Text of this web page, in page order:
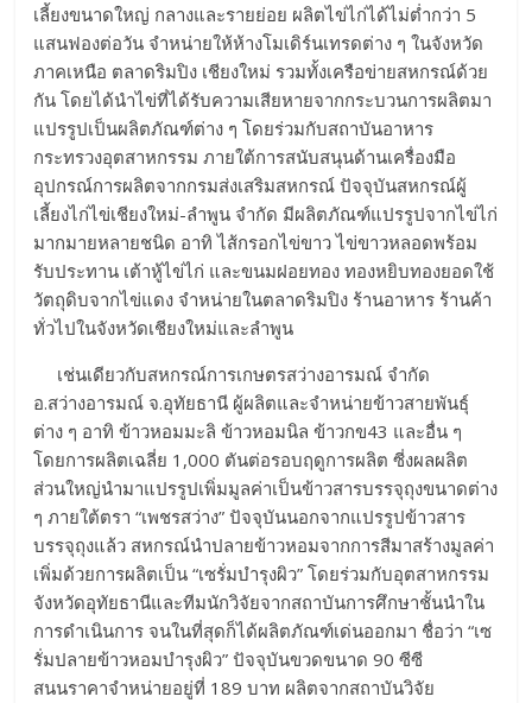
เลี้ยงขนาดใหญ่ กลางและรายย่อย ผลิตไข่ไก่ได้ไม่ต่ำกว่า 5
แสนฟองต่อวัน จำหน่ายให้ห้างโมเดิร์นเทรดต่าง ๆ ในจังหวัด
ภาคเหนือ ตลาดริมปิง เชียงใหม่ รวมทั้งเครือข่ายสหกรณ์ด้วย
กัน โดยได้นำไข่ที่ได้รับความเสียหายจากกระบวนการผลิตมา
แปรรูปเป็นผลิตภัณฑ์ต่าง ๆ โดยร่วมกับสถาบันอาหาร
กระทรวงอุตสาหกรรม ภายใต้การสนับสนุนด้านเครื่องมือ
อุปกรณ์การผลิตจากกรมส่งเสริมสหกรณ์ ปัจจุบันสหกรณ์ผู้
เลี้ยงไก่ไข่เชียงใหม่-ลำพูน จำกัด มีผลิตภัณฑ์แปรรูปจากไข่ไก่
มากมายหลายชนิด อาทิ ไส้กรอกไข่ขาว ไข่ขาวหลอดพร้อม
รับประทาน เต้าหู้ไข่ไก่ และขนมฝอยทอง ทองหยิบทองยอดใช้
วัตถุดิบจากไข่แดง จำหน่ายในตลาดริมปิง ร้านอาหาร ร้านค้า
ทั่วไปในจังหวัดเชียงใหม่และลำพูน
เช่นเดียวกับสหกรณ์การเกษตรสว่างอารมณ์ จำกัด
อ.สว่างอารมณ์ จ.อุทัยธานี ผู้ผลิตและจำหน่ายข้าวสายพันธุ์
ต่าง ๆ อาทิ ข้าวหอมมะลิ ข้าวหอมนิล ข้าวกข43 และอื่น ๆ
โดยการผลิตเฉลี่ย 1,000 ตันต่อรอบฤดูการผลิต ซี่งผลผลิต
ส่วนใหญ่นำมาแปรรูปเพิ่มมูลค่าเป็นข้าวสารบรรจุถุงขนาดต่าง
ๆ ภายใต้ตรา “เพชรสว่าง” ปัจจุบันนอกจากแปรรูปข้าวสาร
บรรจุถุงแล้ว สหกรณ์นำปลายข้าวหอมจากการสีมาสร้างมูลค่า
เพิ่มด้วยการผลิตเป็น “เซรั่มบำรุงผิว” โดยร่วมกับอุตสาหกรรม
จังหวัดอุทัยธานีและทีมนักวิจัยจากสถาบันการศึกษาชั้นนำใน
การดำเนินการ จนในที่สุดก็ได้ผลิตภัณฑ์เด่นออกมา ชื่อว่า “เซ
รั่มปลายข้าวหอมบำรุงผิว” ปัจจุบันขวดขนาด 90 ซีซี
สนนราคาจำหน่ายอยู่ที่ 189 บาท ผลิตจากสถาบันวิจัย